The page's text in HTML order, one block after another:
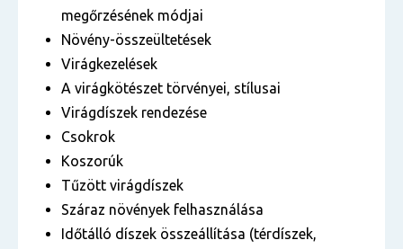
megőrzésének módjai
Növény-összeültetések
Virágkezelések
A virágkötészet törvényei, stílusai
Virágdíszek rendezése
Csokrok
Koszorúk
Tűzött virágdíszek
Száraz növények felhasználása
Időtálló díszek összeállítása (térdíszek,